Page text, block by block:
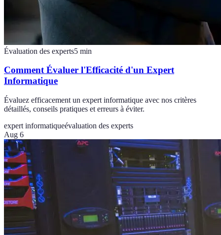
Évaluation des experts5 min
Comment Évaluer l'Efficacité d'un Expert
Informatique
Évaluez efficacement un expert informatique avec nos critères
détaillés, conseils pratiques et erreurs à éviter.
expert informatiqueévaluation des experts
Aug 6